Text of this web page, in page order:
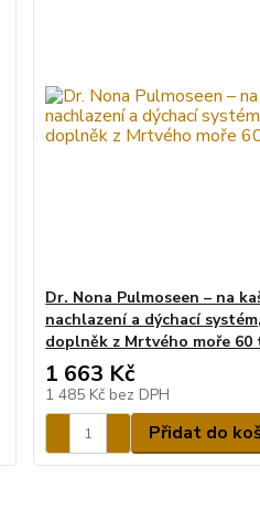
Dr. Nona Pulmoseen – na
nachlazení a dýchací
doplněk z Mrtvého moře
1 663 Kč
1 485 Kč bez DPH
Přidat do